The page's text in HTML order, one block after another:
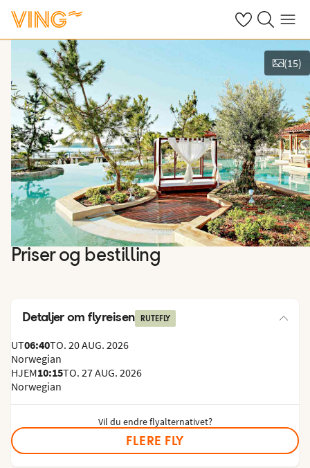
Se dine sparte
Søk påMeny
Vis bilder
(15)
Priser og bestilling
Detaljer om flyreisen RUTEFLY
UT06:40TO. 20 AUG. 2026
Norwegian
HJEM10:15TO. 27 AUG. 2026
Norwegian
Vil du endre flyalternativet?
FLERE FLY